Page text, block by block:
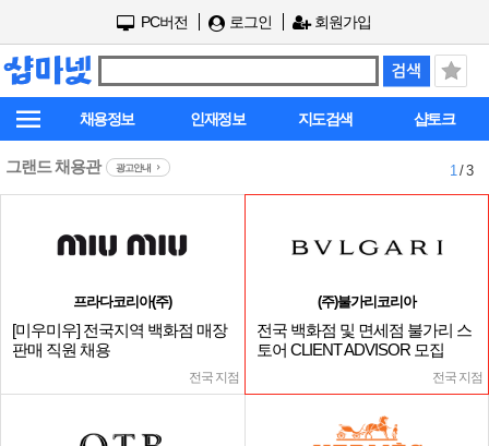
PC버전 로그인 회원가입
채용정보 인재정보 지도검색 샵토크
그랜드 채용관 광고안내 1/ 3
프라다코리아(주)
[미우미우] 전국지역 백화점 매장
판매 직원 채용
전국 지점
(주)불가리코리아
전국 백화점 및 면세점 불가리 스
토어 CLIENT ADVISOR 모집
전국 지점